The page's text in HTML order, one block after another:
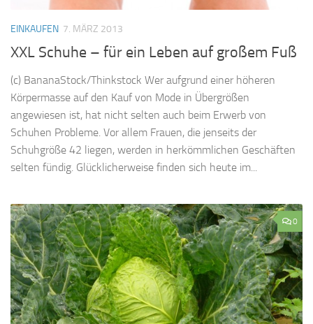
EINKAUFEN 7. MÄRZ 2013
XXL Schuhe – für ein Leben auf großem Fuß
(c) BananaStock/Thinkstock Wer aufgrund einer höheren
Körpermasse auf den Kauf von Mode in Übergrößen
angewiesen ist, hat nicht selten auch beim Erwerb von
Schuhen Probleme. Vor allem Frauen, die jenseits der
Schuhgröße 42 liegen, werden in herkömmlichen Geschäften
selten fündig. Glücklicherweise finden sich heute im...
0